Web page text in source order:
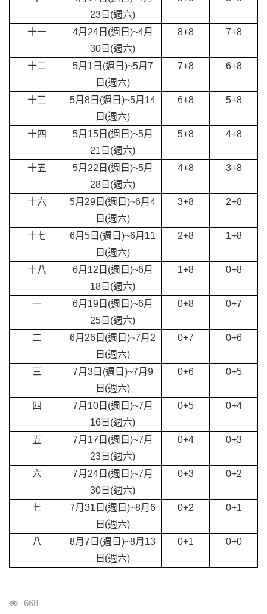
23日(週六)
十一 4月24日(週日)~4月
30日(週六)
8+8 7+8
十二 5月1日(週日)~5月7
日(週六)
7+8 6+8
十三 5月8日(週日)~5月14
日(週六)
6+8 5+8
十四 5月15日(週日)~5月
21日(週六)
5+8 4+8
十五 5月22日(週日)~5月
28日(週六)
4+8 3+8
十六 5月29日(週日)~6月4
日(週六)
3+8 2+8
十七 6月5日(週日)~6月11
日(週六)
2+8 1+8
十八 6月12日(週日)~6月
18日(週六)
1+8 0+8
一 6月19日(週日)~6月
25日(週六)
0+8 0+7
二 6月26日(週日)~7月2
日(週六)
0+7 0+6
三 7月3日(週日)~7月9
日(週六)
0+6 0+5
四 7月10日(週日)~7月
16日(週六)
0+5 0+4
五 7月17日(週日)~7月
23日(週六)
0+4 0+3
六 7月24日(週日)~7月
30日(週六)
0+3 0+2
七 7月31日(週日)~8月6
日(週六)
0+2 0+1
八 8月7日(週日)~8月13
日(週六)
0+1 0+0
瀏覽人次
668